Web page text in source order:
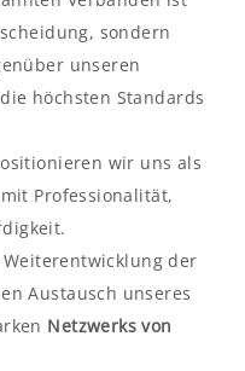
sondern
unseren
höchsten Standards
wir uns als
Professionalität,
der
Austausch unseres
Netzwerks von